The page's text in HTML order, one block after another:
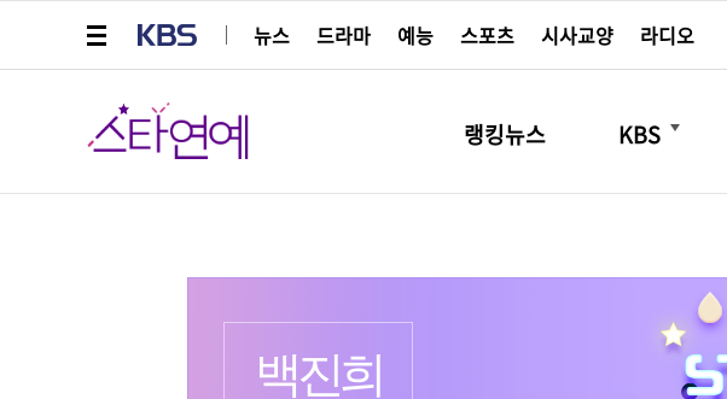
뉴스
드라마 예능 스포츠 시사교양 라디오
스타연예
랭킹뉴스 KBS
더보기
백진희
프로필
출생 :더보기